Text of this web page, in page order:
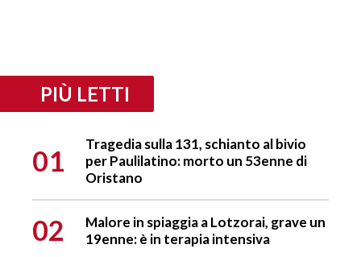
PIÙ LETTI
01
Tragedia sulla 131, schianto al bivio
per Paulilatino: morto un 53enne di
Oristano
02
Malore in spiaggia a Lotzorai, grave un
19enne: è in terapia intensiva